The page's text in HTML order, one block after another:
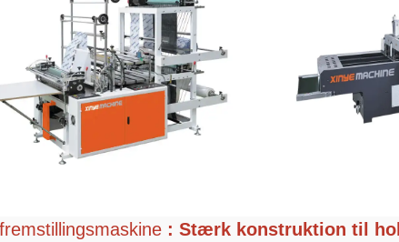
: Stærk konstruktion til